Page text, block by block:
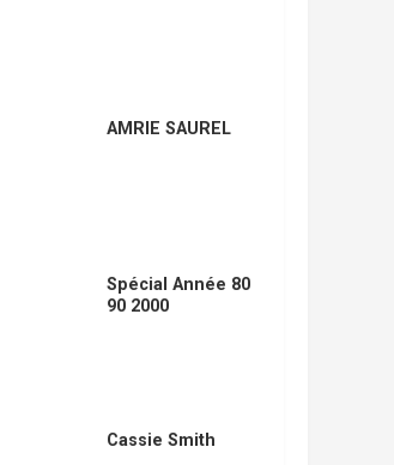
AMRIE SAUREL
Spécial Année 80
90 2000
Cassie Smith